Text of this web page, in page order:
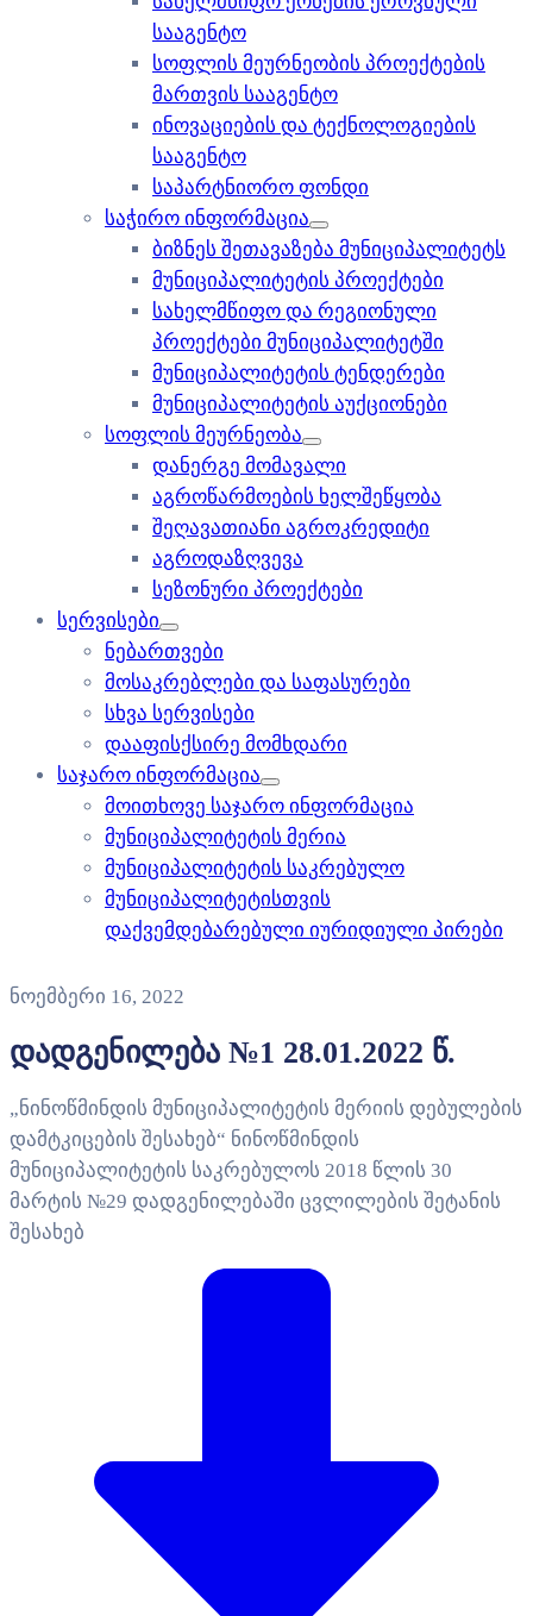
სააგენტო
სოფლის მეურნეობის პროექტების
მართვის სააგენტო
ინოვაციების და ტექნოლოგიების
სააგენტო
საპარტნიორო ფონდი
საჭირო ინფორმაცია
ბიზნეს შეთავაზება მუნიციპალიტეტს
მუნიციპალიტეტის პროექტები
სახელმწიფო და რეგიონული
პროექტები მუნიციპალიტეტში
მუნიციპალიტეტის ტენდერები
მუნიციპალიტეტის აუქციონები
სოფლის მეურნეობა
დანერგე მომავალი
აგროწარმოების ხელშეწყობა
შეღავათიანი აგროკრედიტი
აგროდაზღვევა
სეზონური პროექტები
სერვისები
ნებართვები
მოსაკრებლები და საფასურები
სხვა სერვისები
დააფისქსირე მომხდარი
საჯარო ინფორმაცია
მოითხოვე საჯარო ინფორმაცია
მუნიციპალიტეტის მერია
მუნიციპალიტეტის საკრებულო
მუნიციპალიტეტისთვის
დაქვემდებარებული იურიდიული პირები
ნოემბერი 16, 2022
დადგენილება №1 28.01.2022 წ.
„ნინოწმინდის მუნიციპალიტეტის მერიის დებულების
დამტკიცების შესახებ“ ნინოწმინდის
მუნიციპალიტეტის საკრებულოს 2018 წლის 30
მარტის №29 დადგენილებაში ცვლილების შეტანის
შესახებ